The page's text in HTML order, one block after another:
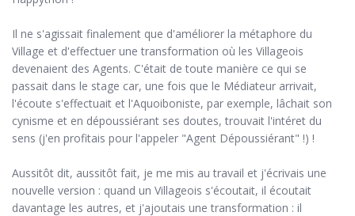
Il ne s'agissait finalement que d'améliorer la métaphore du
Village et d'effectuer une transformation où les Villageois
devenaient des Agents. C'était de toute manière ce qui se
passait dans le stage car, une fois que le Médiateur arrivait,
l'écoute s'effectuait et l'Aquoiboniste, par exemple, lâchait son
cynisme et en dépoussiérant ses doutes, trouvait l'intéret du
sens (j'en profitais pour l'appeler "Agent Dépoussiérant" !) !
Aussitôt dit, aussitôt fait, je me mis au travail et j'écrivais une
nouvelle version : quand un Villageois s'écoutait, il écoutait
davantage les autres, et j'ajoutais une transformation : il